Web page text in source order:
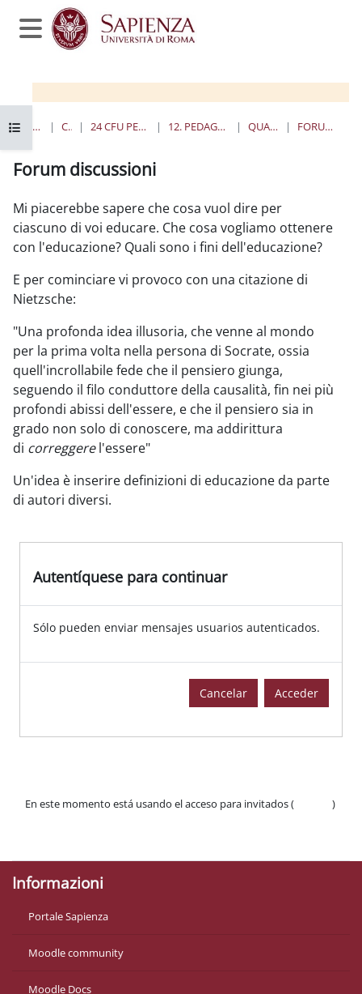
Salta al contenido principal
Panel lateral
Abrir índice del curso
PÁGINA PRINCIPAL CURSOS 24 CFU PER L'INSEGNAMENTO 12. PEDAGOGIA SPERIMENTALE QUANDO E DOVE FORUM DISCUSSIONI
Forum discussioni
Mi piacerebbe sapere che cosa vuol dire per
ciascuno di voi educare. Che cosa vogliamo ottenere
con l'educazione? Quali sono i fini dell'educazione?
E per cominciare vi provoco con una citazione di
Nietzsche:
"Una profonda idea illusoria, che venne al mondo
per la prima volta nella persona di Socrate, ossia
quell'incrollabile fede che il pensiero giunga,
seguendo il filo conduttore della causalità, fin nei più
profondi abissi dell'essere, e che il pensiero sia in
grado non solo di conoscere, ma addirittura
di correggerel'essere"
Un'idea è inserire definizioni di educazione da parte
di autori diversi.
Autentíquese para continuar
Sólo pueden enviar mensajes usuarios autenticados.
Cancelar Acceder
En este momento está usando el acceso para invitados (
)
Informazioni
Portale Sapienza
Moodle community
Moodle Docs